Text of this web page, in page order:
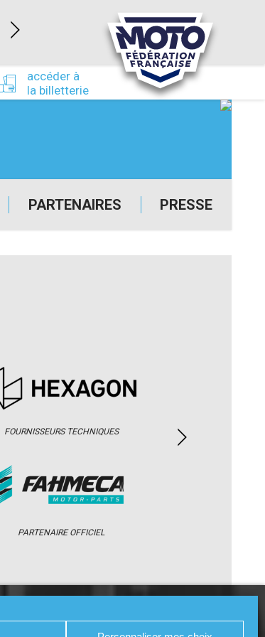
PARTENAIRES PRESSE
accéder à
la billetterie
NEVERS MAGNY-COURS (58)
du 24/09/2026 au 27/09/2026
FOURNISSEURS TECHNIQUES
PARTENAIRE OFFICIEL
PARTENAIRES PRESSE